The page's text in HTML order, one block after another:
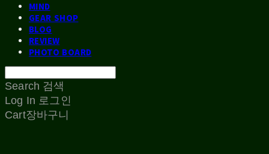
MIND
GEAR SHOP
BLOG
REVIEW
PHOTO BOARD
Search 검색
Log In 로그인
Cart장바구니